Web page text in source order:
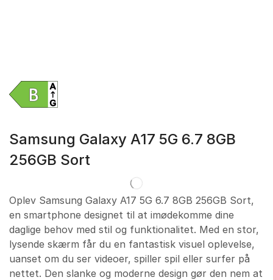
Samsung Galaxy A17 5G 6.7 8GB
256GB Sort
Oplev Samsung Galaxy A17 5G 6.7 8GB 256GB Sort,
en smartphone designet til at imødekomme dine
daglige behov med stil og funktionalitet. Med en stor,
lysende skærm får du en fantastisk visuel oplevelse,
uanset om du ser videoer, spiller spil eller surfer på
nettet. Den slanke og moderne design gør den nem at